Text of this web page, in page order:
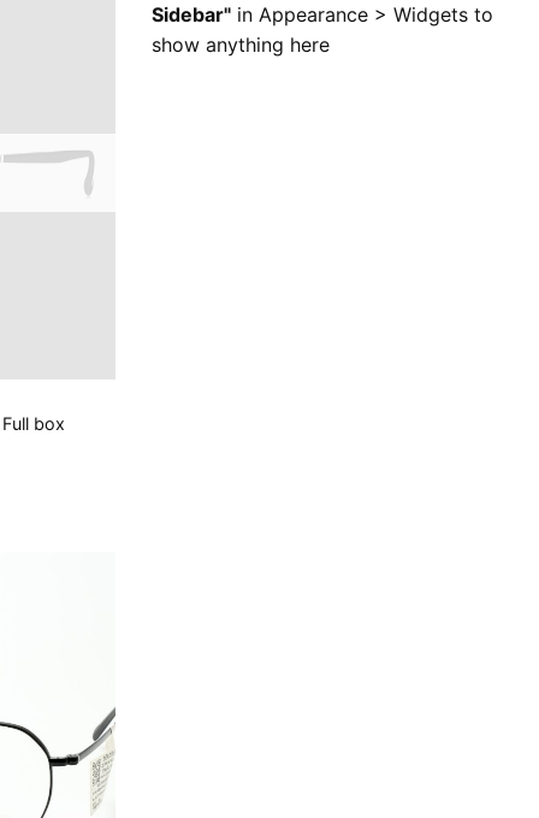
box
Sidebar" in Appearance > Widgets to
show anything here